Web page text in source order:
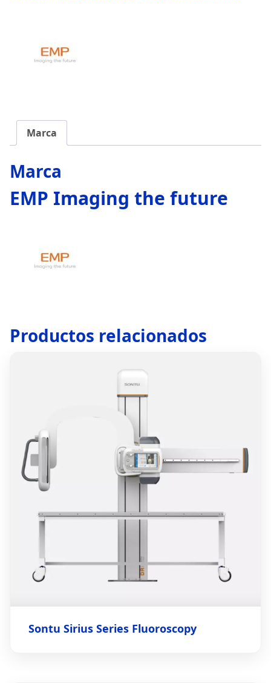
Marca
Marca
EMP Imaging the future
Productos relacionados
Sontu Sirius Series Fluoroscopy